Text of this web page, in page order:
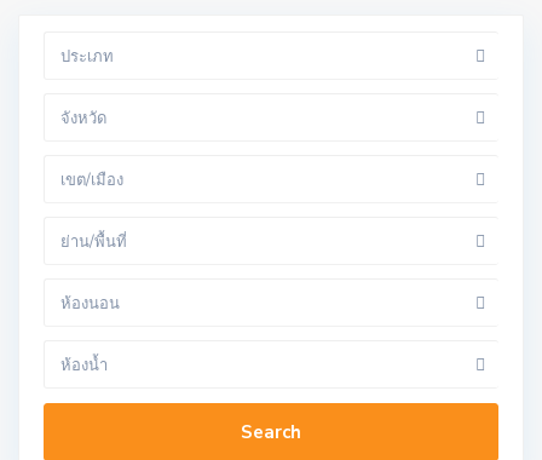
ประเภท
จังหวัด
เขต/เมือง
ย่าน/พื้นที่
ห้องนอน
ห้องน้ำ
Search